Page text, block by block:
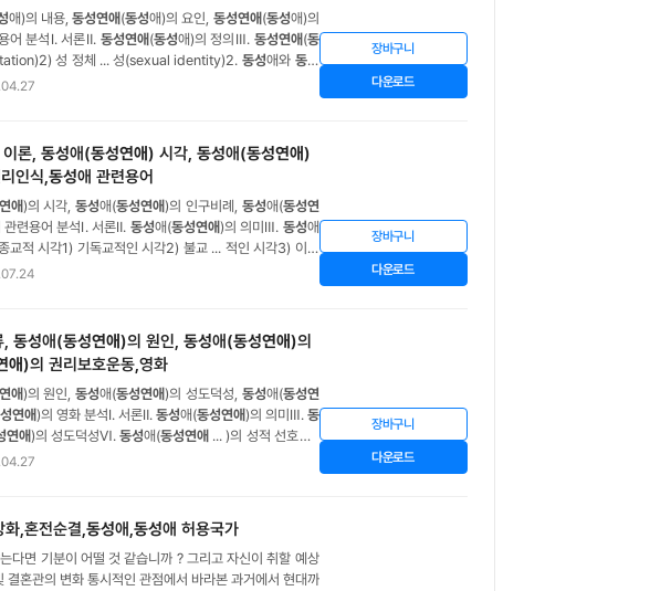
애)의 내용, 동성연애 (동성애)의 요인, 동성연애 (동성애)의
어 분석Ⅰ. 서론Ⅱ. 동성연애 (동성애)의 정의Ⅲ. 동성연애 (동
성 정체 ... 성(sexual identity)2. 동성애와 동성
동성애의 관련성2. 종교와
장바구니
다운로드
론, 동성애(동성연애) 시각, 동성애(동성연애)
인식,동성애 관련용어
애)의 시각, 동성애(동성연애)의 인구비례, 동성애(동성연
관련용어 분석Ⅰ. 서론Ⅱ. 동성애(동성연애)의 의미Ⅲ. 동성애
교적 시각1) 기독교적인 시각2) 불교 ... 적인 시각3) 이슬
운동Ⅶ.
장바구니
다운로드
, 동성애(동성연애)의 원인, 동성애(동성연애)의
애)의 권리보호운동,영화
애)의 원인, 동성애(동성연애)의 성도덕성, 동성애(동성연
연애)의 영화 분석Ⅰ. 서론Ⅱ. 동성애(동성연애)의 의미Ⅲ. 동
연애)의 성도덕성Ⅵ. 동성애(동성연애 ... )의 성적 선호Ⅶ.
결론참고문헌Ⅰ. 서론
장바구니
다운로드
화,혼전순결,동성애,동성애 허용국가
다면 기분이 어떨 것 같습니까 ? 그리고 자신이 취할 예상
결혼관의 변화 통시적인 관점에서 바라본 과거에서 현대까